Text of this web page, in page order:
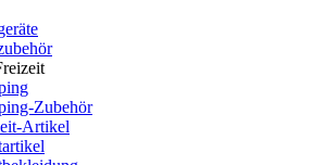
Zubehör
Artikel